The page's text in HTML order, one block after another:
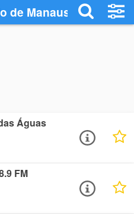
de Manaus - Ouça
Águas
FM